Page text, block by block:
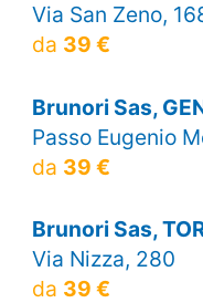
Via San Zeno,
da 39 €
Brunori Sas,
Passo Eugenio
da 39 €
Brunori Sas,
Via Nizza, 280
da 39 €